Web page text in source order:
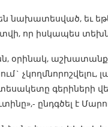
են նախատեսված, եւ
որ իսկապես
օրինակ, աշխատանք
գերիների
ընդգծել է